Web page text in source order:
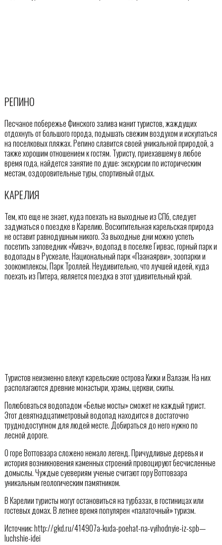
РЕПИНО
Песчаное побережье Финского залива манит туристов, жаждущих
отдохнуть от большого города, подышать свежим воздухом и искупаться
на поселковых пляжах. Репино славится своей уникальной природой, а
также хорошим отношением к гостям. Туристу, приехавшему в любое
время года, найдется занятие по душе: экскурсии по историческим
местам, оздоровительные туры, спортивный отдых.
КАРЕЛИЯ
Тем, кто еще не знает, куда поехать на выходные из СПб, следует
задуматься о поездке в Карелию. Восхитительная карельская природа
не оставит равнодушным никого. За выходные дни можно успеть
посетить заповедник «Кивач», водопад в поселке Гирвас, горный парк и
водопады в Рускеале, Национальный парк «Паанаярви», зоопарки и
зоокомплексы, Парк Троллей. Неудивительно, что лучшей идеей, куда
поехать из Питера, является поездка в этот удивительный край.
Туристов неизменно влекут карельские острова Кижи и Валаам. На них
располагаются древние монастыри, храмы, церкви, скиты.
Полюбоваться водопадом «Белые мосты» сможет не каждый турист.
Этот девятнадцатиметровый водопад находится в достаточно
труднодоступном для людей месте. Добираться до него нужно по
лесной дороге.
О горе Воттоваара сложено немало легенд. Причудливые деревья и
история возникновения каменных строений провоцируют бесчисленные
домыслы. Чуждые суевериям ученые считают гору Воттоваара
уникальным геологическим памятником.
В Карелии туристы могут остановиться на турбазах, в гостиницах или
гостевых домах. В летнее время популярен «палаточный» туризм.
Источник: http://gkd.ru/414907a-kuda-poehat-na-vyihodnyie-iz-spb—
luchshie-idei